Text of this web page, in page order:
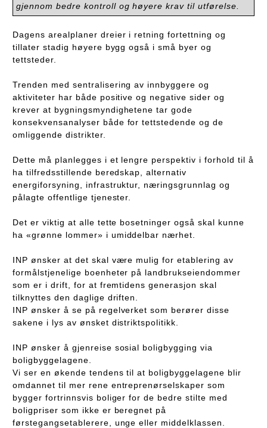
gjennom bedre kontroll og høyere krav til utførelse.
Dagens arealplaner dreier i retning fortettning og
tillater stadig høyere bygg også i små byer og
tettsteder.
Trenden med sentralisering av innbyggere og
aktiviteter har både positive og negative sider og
krever at bygningsmyndighetene tar gode
konsekvensanalyser både for tettstedende og de
omliggende distrikter.
Dette må planlegges i et lengre perspektiv i forhold til å
ha tilfredsstillende beredskap, alternativ
energiforsyning, infrastruktur, næringsgrunnlag og
pålagte offentlige tjenester.
Det er viktig at alle tette bosetninger også skal kunne
ha «grønne lommer» i umiddelbar nærhet.
INP ønsker at det skal være mulig for etablering av
formålstjenelige boenheter på landbrukseiendommer
som er i drift, for at fremtidens generasjon skal
tilknyttes den daglige driften.
INP ønsker å se på regelverket som berører disse
sakene i lys av ønsket distriktspolitikk.
INP ønsker å gjenreise sosial boligbygging via
boligbyggelagene.
Vi ser en økende tendens til at boligbyggelagene blir
omdannet til mer rene entreprenørselskaper som
bygger fortrinnsvis boliger for de bedre stilte med
boligpriser som ikke er beregnet på
førstegangsetablerere, unge eller middelklassen.